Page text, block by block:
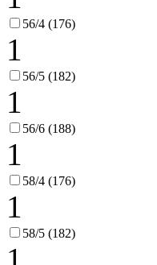
56/4 (176)
1
56/5 (182)
1
56/6 (188)
1
58/4 (176)
1
58/5 (182)